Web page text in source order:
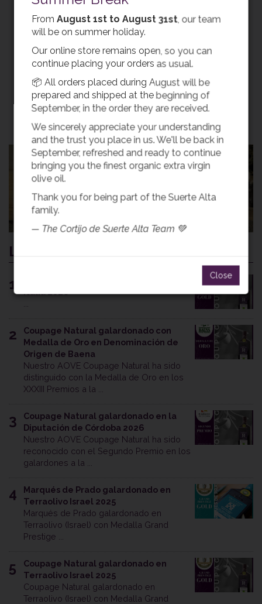
almazaras, 12 cooperativas, 13 comercializadoras y
un importante número de trabajadores que “han
sabido producir, promocionar y vender con éxito el
aceite de oliva virgen extra de 'Baena' en mercados
prestigio”
Return
Latest 10 awards
1
Italia 2026
2
Coupage Natural galardonado con
Medalla de Oro en Denominación de
Origen de Baena
Nuestro AOVE Coupage Natural ha sido
distinguido con la Medalla de Oro en los
XXXIII Premios a la ...
3
Coupage Natural galardonado en la
Diputación de Córdoba 2026
Nuestro AOVE Coupage Natural ha sido
reconocido con el Segundo Premio en los
galardones a la ...
4
Marqués de Prado galardonado en
Terraolivo Israel 2025
Marqués de Prado galardonado en
Terraolivo (Israel) con Medalla Grand
Prestige ...
5
Coupage Natural galardonado en
Terraolivo Israel 2025
Coupage Natural galardonado en
Terraolivo (Israel) con Medalla Grand
From August 1st to August 31st, our team
will be on summer holiday.
Our online store remains open, so you can
continue placing your orders as usual.
📦 All orders placed during August will be
prepared and shipped at the beginning of
September, in the order they are received.
We sincerely appreciate your understanding
and the trust you place in us. We'll be back in
September, refreshed and ready to continue
bringing you the finest organic extra virgin
olive oil.
Thank you for being part of the Suerte Alta
family.
— The Cortijo de Suerte Alta Team 💚
Close